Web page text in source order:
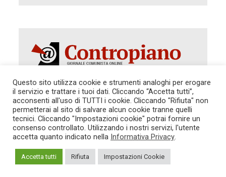
Autorizzazione del Tribunale di Roma 286 del 31
dicembre 2014. Direttore Responsabile: Sergio
Cararo. Indirizzo: V.Casalbruciato 27- sc. B - 00159
Tel. 06.640.122.19 -redazione@contropiano.org
TG CONTROPIANO
LINK CONSIGLIATI
PRIVACY
COOKIE POLICY
Questo sito utilizza cookie e strumenti analoghi per erogare
il servizio e trattare i tuoi dati. Cliccando “Accetta tutti”,
acconsenti all'uso di TUTTI i cookie. Cliccando "Rifiuta" non
permetterai al sito di salvare alcun cookie tranne quelli
tecnici. Cliccando "Impostazioni cookie" potrai fornire un
consenso controllato. Utilizzando i nostri servizi, l'utente
accetta quanto indicato nella Informativa Privacy.
Accetta tutti Rifiuta Impostazioni Cookie